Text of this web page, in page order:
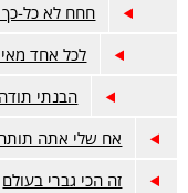
חחח לא כל-כך
לכל אחד
הבנתי
אח שלי אתה
זה הכי גברי בעולם